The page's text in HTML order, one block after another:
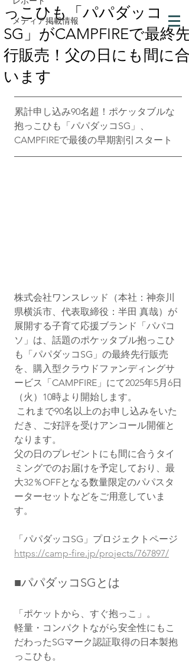
メディア掲載情報
っこひも「パパダッコ
SG」がCAMPFIREで最終先
行販売！父の日にも間に合
います
累計申し込み90名超！ポケッタブルな
抱っこひも「パパダッコSG」、
CAMPFIREで最後の早期割引スタート
株式会社ワンスレッド（本社：神奈川
県横浜市、代表取締役：半田 真哉）が
展開する子育て応援ブランド「パパコ
ソ」は、話題のポケッタブル抱っこひ
も「パパダッコSG」の最終先行販売
を、購入型クラウドファンディングサ
ービス「CAMPFIRE」にて2025年5月6日
（火）10時より開始します。
これまで90名以上のお申し込みをいた
だき、ご好評を受けアンコール開催と
なります。
父の日のプレゼントにも間に合うタイ
ミングでのお届けを予定しており、最
大32％OFFとなる数量限定のパパスタ
ーターセットなどをご用意していま
す。
「パパダッコSG」プロジェクトページ
https://camp-fire.jp/projects/767897/
■パパダッコSGとは
「ポケットから、すぐ抱っこ」。
軽量・コンパクトながら安全性にもこ
だわったSGマーク認証取得の日本製抱
っこひも。